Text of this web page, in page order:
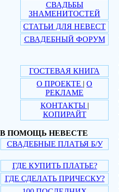
СВАДЬБЫ
ЗНАМЕНИТОСТЕЙ
СТАТЬИ ДЛЯ НЕВЕСТ
СВАДЕБНЫЙ ФОРУМ
ГОСТЕВАЯ КНИГА
О ПРОЕКТЕ | О
РЕКЛАМЕ
КОНТАКТЫ |
КОПИРАЙТ
В ПОМОЩЬ НЕВЕСТЕ
СВАДЕБНЫЕ ПЛАТЬЯ Б/У
ГДЕ КУПИТЬ ПЛАТЬЕ?
ГДЕ СДЕЛАТЬ ПРИЧЕСКУ?